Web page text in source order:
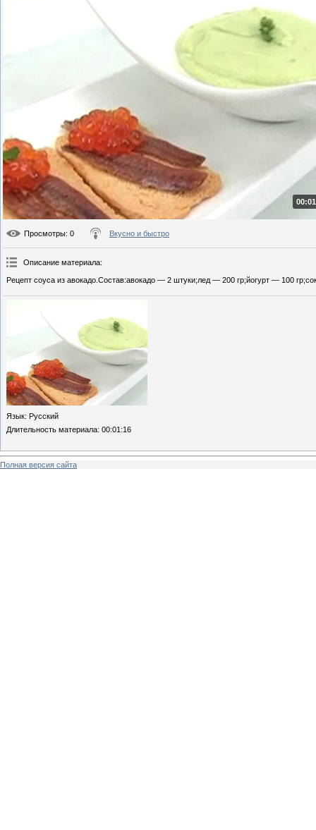
Просмотры: 0 Вкусно и быстро
Описание материала:
Рецепт соуса из авокадо.Состав:авокадо — 2 штуки;лед — 200 гр;йогурт — 100
Язык: Русский
Длительность материала: 00:01:16
Полная версия сайта